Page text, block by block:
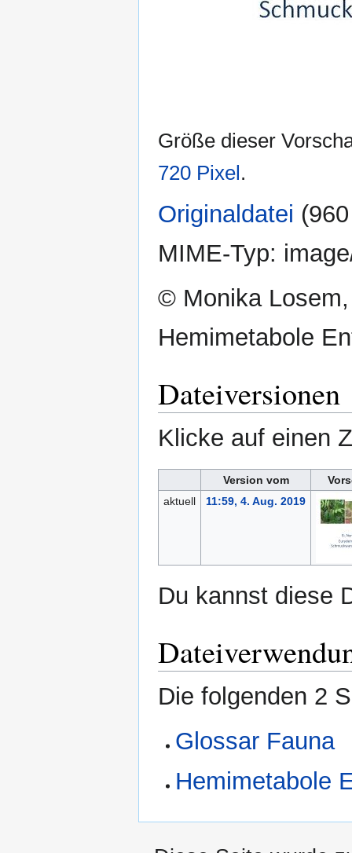
Größe dieser
720 Pixel.
Originaldatei
MIME-Typ:
© Monika
Hemimetabole
Dateiversionen
Klicke auf einen
Version vom
aktuell
11:59, 4. Aug. 2019
Du kannst diese
Die folgenden 2
Glossar Fauna
Hemimetabole